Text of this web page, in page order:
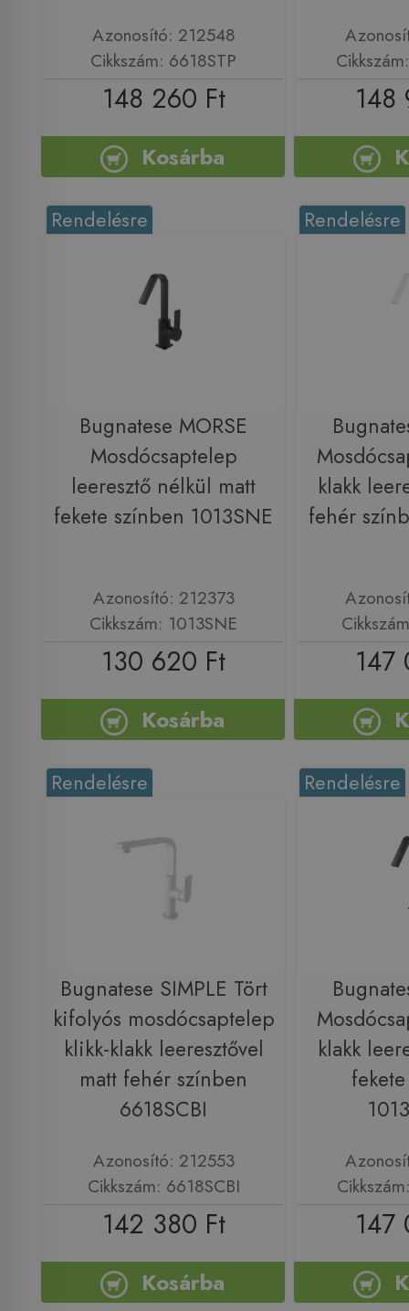
Azonosító: 212548
Cikkszám: 6618STP
148 260 Ft
Kosárba
148
Rendelésre
Bugnatese MORSE
Mosdócsaptelep
leeresztő nélkül matt
fekete színben 1013SNE
Azonosító: 212373
Cikkszám: 1013SNE
130 620 Ft
Kosárba
Rendelésre
klakk
fehér
147
Rendelésre
Bugnatese SIMPLE Tört
kifolyós mosdócsaptelep
klikk-klakk leeresztővel
matt fehér színben
6618SCBI
Azonosító: 212553
Cikkszám: 6618SCBI
142 380 Ft
Kosárba
Rendelésre
klakk
147